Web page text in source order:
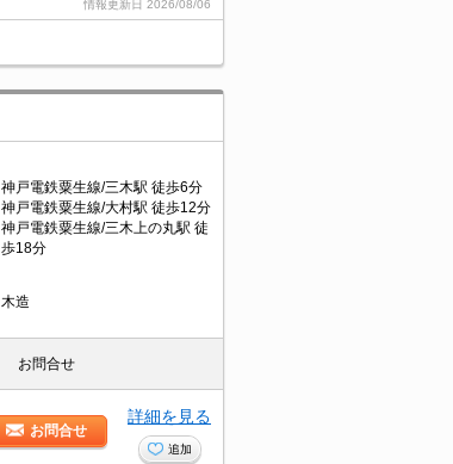
情報更新日 2026/08/06
神戸電鉄粟生線/三木駅 徒歩6分
神戸電鉄粟生線/大村駅 徒歩12分
神戸電鉄粟生線/三木上の丸駅 徒
歩18分
木造
お問合せ
お問合せ
詳細を見る
追加